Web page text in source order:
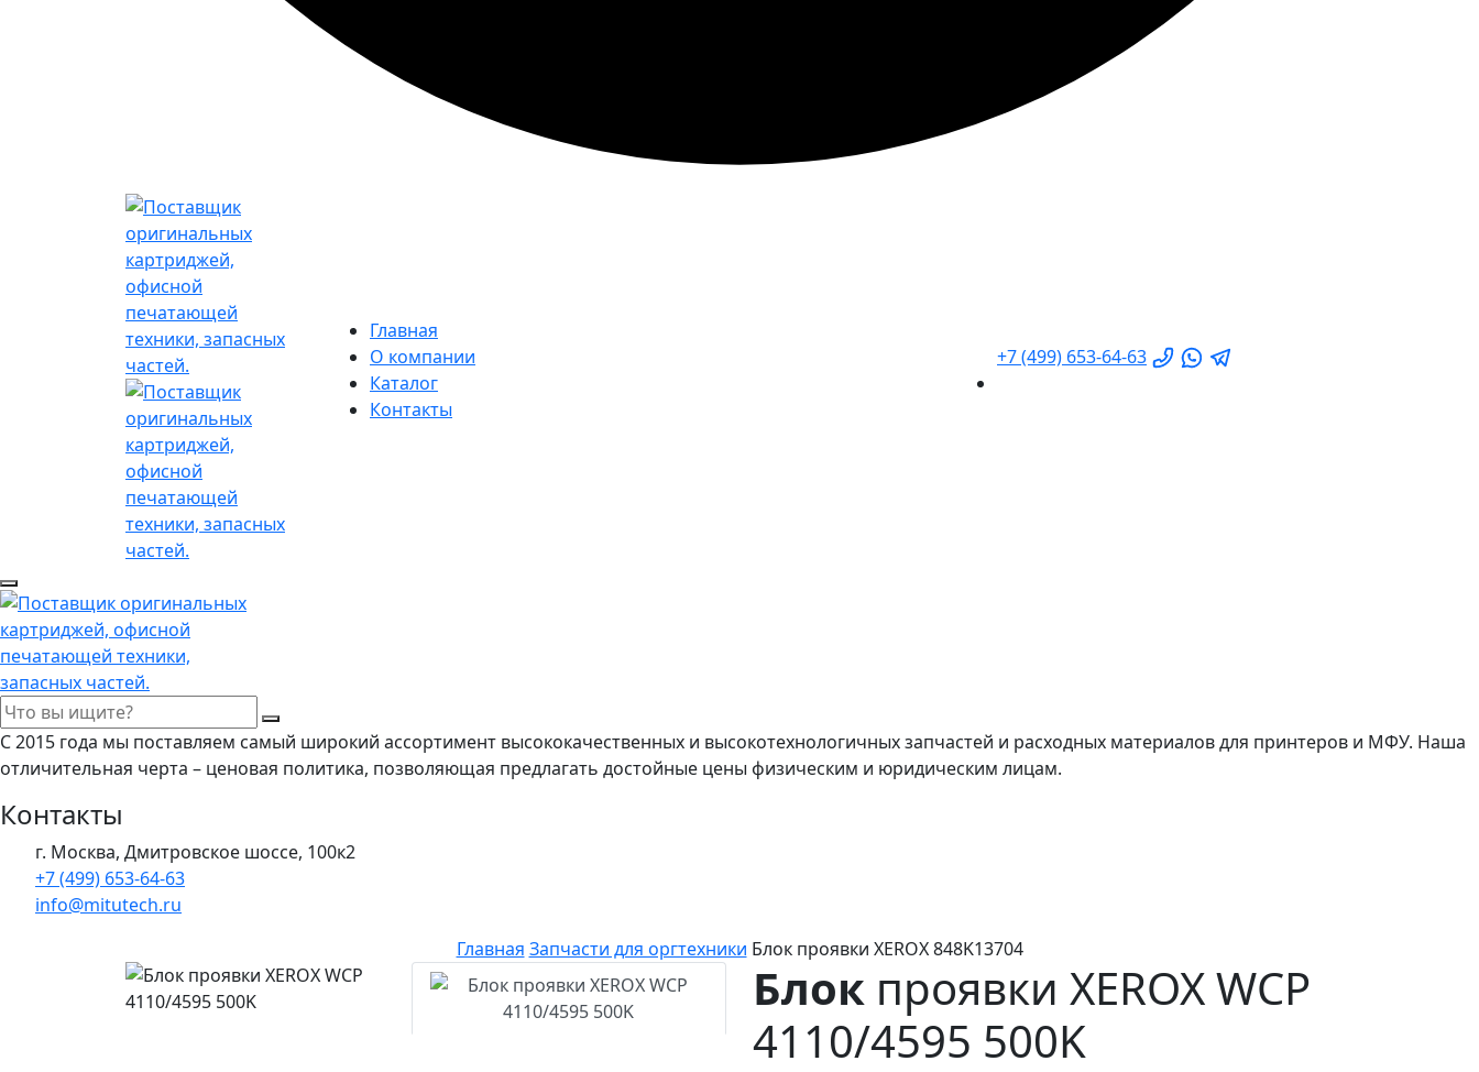
Главная
О компании
Каталог
Контакты
+7 (499) 653-64-63
С 2015 года мы поставляем самый широкий ассортимент высококачественных и высокотехнологичных запчастей и расходных материалов для принтеров и МФУ. Наша
отличительная черта – ценовая политика, позволяющая предлагать достойные цены физическим и юридическим лицам.
Контакты
г. Москва, Дмитровское шоссе, 100к2
+7 (499) 653-64-63
info@mitutech.ru
Главная Запчасти для оргтехники Блок проявки XEROX 848K13704
Блок проявки XEROX WCP
4110/4595 500K